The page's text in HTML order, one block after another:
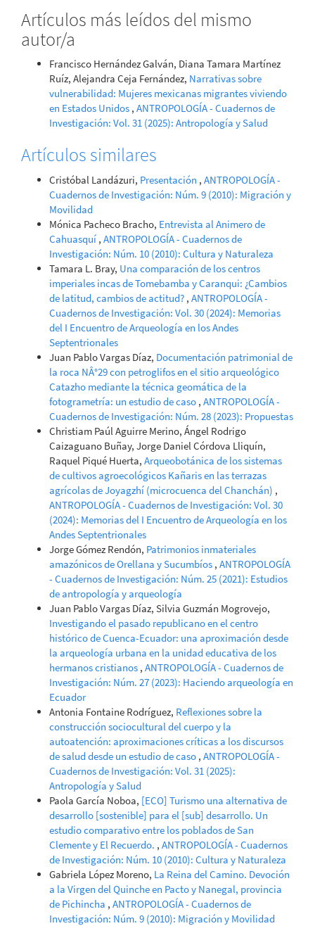
Artículos más leídos del mismo
autor/a
Francisco Hernández Galván, Diana Tamara Martínez
Ruíz, Alejandra Ceja Fernández, Narrativas sobre
vulnerabilidad: Mujeres mexicanas migrantes viviendo
en Estados Unidos , ANTROPOLOGÍA - Cuadernos de
Investigación: Vol. 31 (2025): Antropología y Salud
Artículos similares
Cristóbal Landázuri, Presentación , ANTROPOLOGÍA -
Cuadernos de Investigación: Núm. 9 (2010): Migración y
Movilidad
Mónica Pacheco Bracho, Entrevista al Animero de
Cahuasquí , ANTROPOLOGÍA - Cuadernos de
Investigación: Núm. 10 (2010): Cultura y Naturaleza
Tamara L. Bray, Una comparación de los centros
imperiales incas de Tomebamba y Caranqui: ¿Cambios
de latitud, cambios de actitud? , ANTROPOLOGÍA -
Cuadernos de Investigación: Vol. 30 (2024): Memorias
del I Encuentro de Arqueología en los Andes
Septentrionales
Juan Pablo Vargas Díaz, Documentación patrimonial de
la roca NÂ°29 con petroglifos en el sitio arqueológico
Catazho mediante la técnica geomática de la
fotogrametría: un estudio de caso , ANTROPOLOGÍA -
Cuadernos de Investigación: Núm. 28 (2023): Propuestas
Christiam Paúl Aguirre Merino, Ángel Rodrigo
Caizaguano Buñay, Jorge Daniel Córdova Lliquín,
Raquel Piqué Huerta, Arqueobotánica de los sistemas
de cultivos agroecológicos Kañaris en las terrazas
agrícolas de Joyagzhí (microcuenca del Chanchán) ,
ANTROPOLOGÍA - Cuadernos de Investigación: Vol. 30
(2024): Memorias del I Encuentro de Arqueología en los
Andes Septentrionales
Jorge Gómez Rendón, Patrimonios inmateriales
amazónicos de Orellana y Sucumbíos , ANTROPOLOGÍA
- Cuadernos de Investigación: Núm. 25 (2021): Estudios
de antropología y arqueología
Juan Pablo Vargas Díaz, Silvia Guzmán Mogrovejo,
Investigando el pasado republicano en el centro
histórico de Cuenca-Ecuador: una aproximación desde
la arqueología urbana en la unidad educativa de los
hermanos cristianos , ANTROPOLOGÍA - Cuadernos de
Investigación: Núm. 27 (2023): Haciendo arqueología en
Ecuador
Antonia Fontaine Rodríguez, Reflexiones sobre la
construcción sociocultural del cuerpo y la
autoatención: aproximaciones críticas a los discursos
de salud desde un estudio de caso , ANTROPOLOGÍA -
Cuadernos de Investigación: Vol. 31 (2025):
Antropología y Salud
Paola García Noboa, [ECO] Turismo una alternativa de
desarrollo [sostenible] para el [sub] desarrollo. Un
estudio comparativo entre los poblados de San
Clemente y El Recuerdo. , ANTROPOLOGÍA - Cuadernos
de Investigación: Núm. 10 (2010): Cultura y Naturaleza
Gabriela López Moreno, La Reina del Camino. Devoción
a la Virgen del Quinche en Pacto y Nanegal, provincia
de Pichincha , ANTROPOLOGÍA - Cuadernos de
Investigación: Núm. 9 (2010): Migración y Movilidad